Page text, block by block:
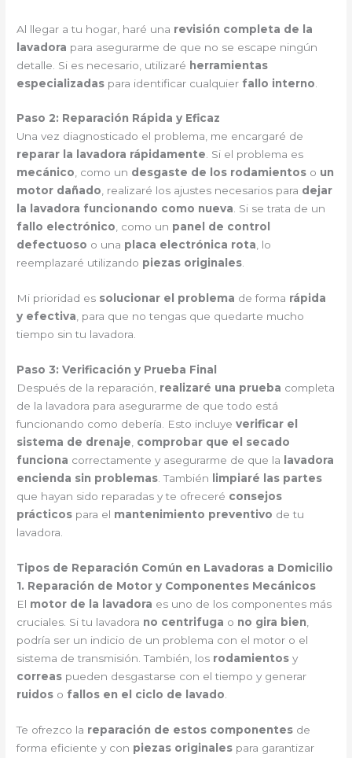
Al llegar a tu hogar, haré una revisión completa de la
lavadora para asegurarme de que no se escape ningún
detalle. Si es necesario, utilizaré herramientas
especializadas para identificar cualquier fallo interno
Paso 2: Reparación Rápida y Eficaz
Una vez diagnosticado el problema, me encargaré de
reparar la lavadora rápidamente. Si el problema es
mecánico, como un desgaste de los rodamientos o un
motor dañado, realizaré los ajustes necesarios para dejar
la lavadora funcionando como nueva. Si se trata de un
fallo electrónico, como un panel de control
defectuoso o una placa electrónica rota, lo
reemplazaré utilizando piezas originales.
Mi prioridad es solucionar el problema de forma rápida
y efectiva, para que no tengas que quedarte mucho
tiempo sin tu lavadora.
Paso 3: Verificación y Prueba Final
Después de la reparación, realizaré una prueba completa
de la lavadora para asegurarme de que todo está
funcionando como debería. Esto incluyeverificar el
sistema de drenaje comprobar que el secado
funciona correctamente y asegurarme de que la
lavadora
encienda sin problemas . También
limpiaré las partes
que hayan sido reparadas y te ofreceré consejos
prácticos para el mantenimiento preventivo de tu
lavadora.
Tipos de Reparación Común en Lavadoras a Domicilio
1. Reparación de Motor y Componentes Mecánicos
El motor de la lavadora es uno de los componentes más
cruciales. Si tu lavadora no centrifuga o no gira bien
podría ser un indicio de un problema con el motor o el
sistema de transmisión. También, los rodamientos y
correas pueden desgastarse con el tiempo y generar
ruidos o fallos en el ciclo de lavado
Te ofrezco la reparación de estos componentes de
forma eficiente y con piezas originales para garantizar